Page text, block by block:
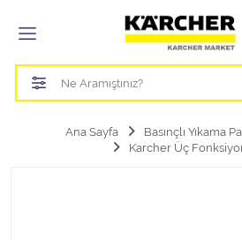
Tüm Kategoriler
Bahçe Sulama Ürünleri
Buharlı Temizlik Aparatları
Ana Sayfa
Basınçlı Yıkama
Karcher Üç